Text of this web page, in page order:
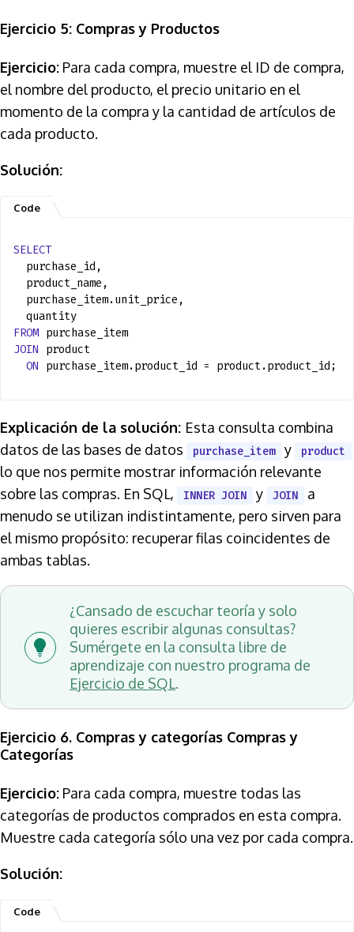
Ejercicio 5: Compras y Productos
Ejercicio: Para cada compra, muestre el ID de compra,
el nombre del producto, el precio unitario en el
momento de la compra y la cantidad de artículos de
cada producto.
Solución:
SELECT
purchase_id,
product_name,
purchase_item.unit_price,
quantity
FROM purchase_item
JOIN product
ON purchase_item.product_id = product.product_id;
Explicación de la solución: Esta consulta combina
datos de las bases de datos
purchase_item y product
lo que nos permite mostrar información relevante
sobre las compras. En SQL,
INNER JOIN y JOIN
a
menudo se utilizan indistintamente, pero sirven para
el mismo propósito: recuperar filas coincidentes de
ambas tablas.
¿Cansado de escuchar teoría y solo
quieres escribir algunas consultas?
Sumérgete en la consulta libre de
aprendizaje con nuestro programa de
Ejercicio de SQL.
Ejercicio 6. Compras y categorías Compras y
Categorías
Ejercicio: Para cada compra, muestre todas las
categorías de productos comprados en esta compra.
Muestre cada categoría sólo una vez por cada compra.
Solución: